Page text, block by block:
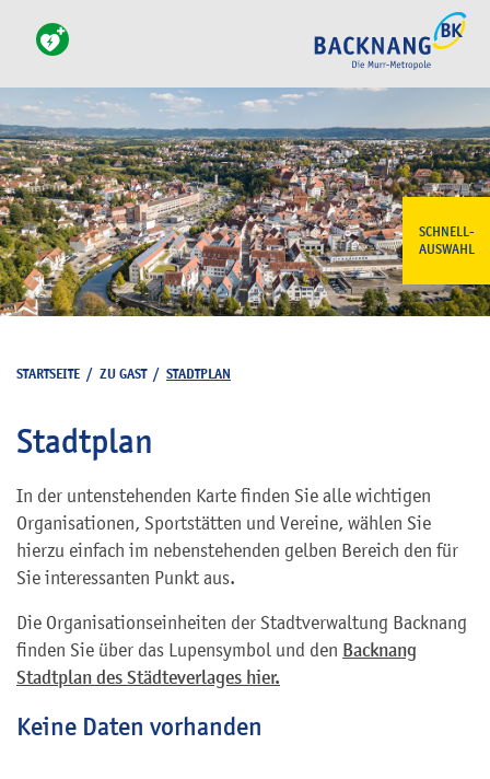
SCHNELL-
AUSWAHL
STARTSEITE / ZU GAST/ STADTPLAN
Stadtplan
In der untenstehenden Karte finden Sie alle wichtigen
Organisationen, Sportstätten und Vereine, wählen Sie
hierzu einfach im nebenstehenden gelben Bereich den für
Sie interessanten Punkt aus.
Die Organisationseinheiten der Stadtverwaltung Backnang
finden Sie über das Lupensymbol und den Backnang
Stadtplan des Städteverlages hier.
Keine Daten vorhanden